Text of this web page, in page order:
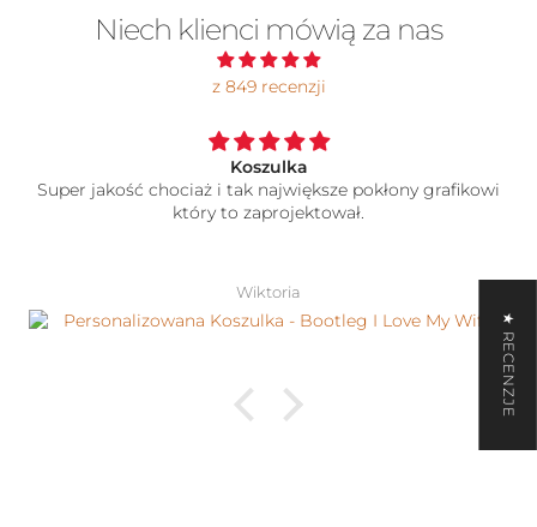
Niech klienci mówią za nas
z 849 recenzji
Koszulka
Super jakość chociaż i tak największe pokłony grafikowi
który to zaprojektował.
Wiktoria
★ RECENZJE